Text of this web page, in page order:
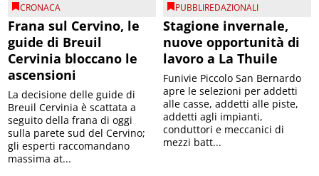
CRONACA
Frana sul Cervino, le
guide di Breuil
Cervinia bloccano le
ascensioni
La decisione delle guide di
Breuil Cervinia è scattata a
seguito della frana di oggi
sulla parete sud del Cervino;
gli esperti raccomandano
massima at...
PUBBLIREDAZIONALI
Stagione invernale,
nuove opportunità di
lavoro a La Thuile
Funivie Piccolo San Bernardo
apre le selezioni per addetti
alle casse, addetti alle piste,
addetti agli impianti,
conduttori e meccanici di
mezzi batt...